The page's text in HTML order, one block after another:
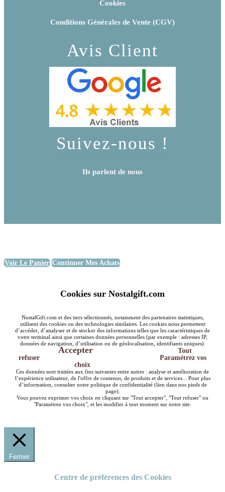
Cookies
Conditions Générales de Vente (CGV)
Avis Client
Suivez-nous !
Ils parlent de nous
Voir Le Panier Continuer Mes Achats
Cookies sur Nostalgift.com
NostalGift.com et des tiers sélectionnés, notamment des partenaires statistiques,
utilisent des cookies ou des technologies similaires. Les cookies nous permettent
d’accéder, d’analyser et de stocker des informations telles que les caractéristiques de
votre terminal ainsi que certaines données personnelles (par exemple : adresses IP,
données de navigation, d’utilisation ou de géolocalisation, identifiants uniques).
Accepter
Tout
refuser
Paramétrez vos
choix
Ces données sont traitées aux fins suivantes entre autres : analyse et amélioration de
l’expérience utilisateur, de l'offre de contenus, de produits et de services... Pour plus
d’information, consulter notre politique de confidentialité (lien dans nos pieds de
page).
Vous pouvez exprimer vos choix en cliquant sur "Tout accepter", "Tout refuser" ou
"Paramétrez vos choix", et les modifier à tout moment sur notre site.
Fermer
Centre de préférences des Cookies